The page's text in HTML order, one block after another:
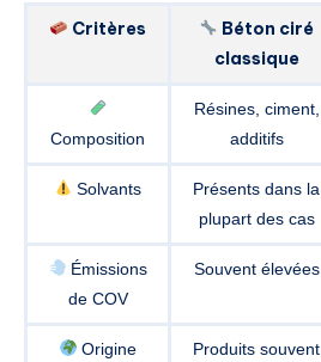
Critères
Béton ciré
classique
Composition
Résines, ciment,
additifs
Solvants
Présents dans la
plupart des cas
Émissions
de COV
Souvent élevées
Origine
Produits souvent